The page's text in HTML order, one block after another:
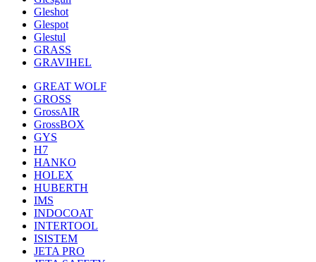
Gleshot
Glespot
Glestul
GRASS
GRAVIHEL
GREAT WOLF
GROSS
GrossAIR
GrossBOX
GYS
H7
HANKO
HOLEX
HUBERTH
IMS
INDOCOAT
INTERTOOL
ISISTEM
JETA PRO